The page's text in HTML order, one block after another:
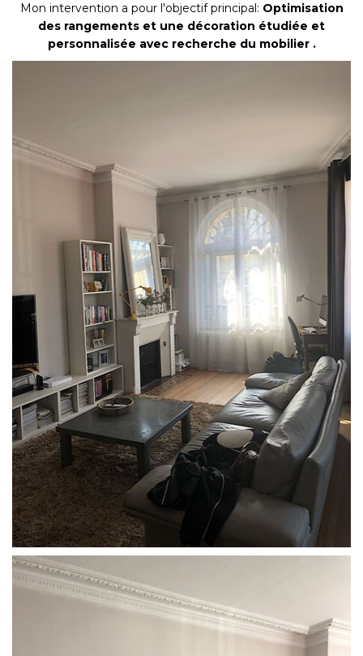
Mon intervention a pour l'objectif principal: Optimisation
des rangements et une décoration étudiée et
personnalisée avec recherche du mobilier .